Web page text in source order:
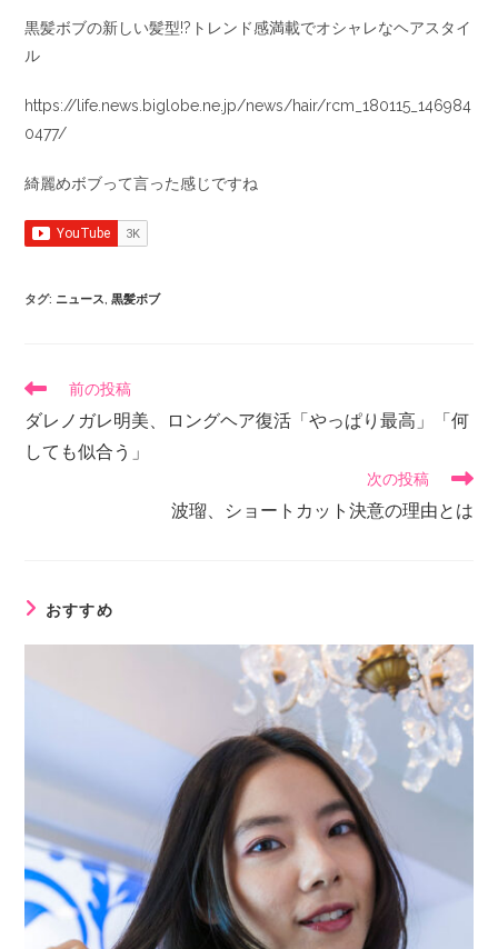
黒髪ボブの新しい髪型!?トレンド感満載でオシャレなヘアスタイ
ル
https://life.news.biglobe.ne.jp/news/hair/rcm_180115_146984
0477/
綺麗めボブって言った感じですね
タグ: ニュース, 黒髪ボブ
前の投稿
ダレノガレ明美、ロングヘア復活「やっぱり最高」「何
しても似合う」
次の投稿
波瑠、ショートカット決意の理由とは
おすすめ